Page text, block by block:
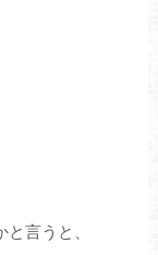
言うと、